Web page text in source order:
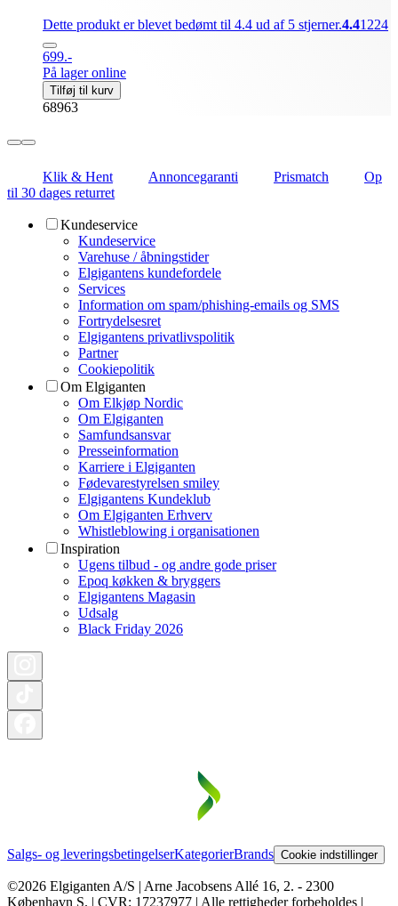
Dette produkt er blevet bedømt til 4.4 ud af 5 stjerner.4.41224
699.-
På lager online
Tilføj til kurv
68963
Klik & Hent Annoncegaranti Prismatch
Op
til 30 dages returret
Kundeservice
Kundeservice
Varehuse / åbningstider
Elgigantens kundefordele
Services
Information om spam/phishing-emails og SMS
Fortrydelsesret
Elgigantens privatlivspolitik
Partner
Cookiepolitik
Om Elgiganten
Om Elkjøp Nordic
Om Elgiganten
Samfundsansvar
Presseinformation
Karriere i Elgiganten
Fødevarestyrelsen smiley
Elgigantens Kundeklub
Om Elgiganten Erhverv
Whistleblowing i organisationen
Inspiration
Ugens tilbud - og andre gode priser
Epoq køkken & bryggers
Elgigantens Magasin
Udsalg
Black Friday 2026
Salgs- og leveringsbetingelserKategorierBrands Cookie indstillinger
©2026 Elgiganten A/S | Arne Jacobsens Allé 16, 2. - 2300
København S. | CVR: 17237977 | Alle rettigheder forbeholdes |